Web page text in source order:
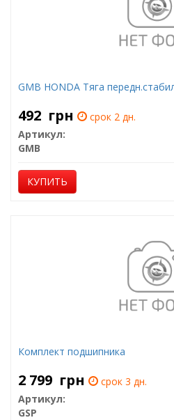
GMB HONDA Тяга
492 грн
срок 2 дн.
Артикул:
GMB
КУПИТЬ
Комплект подшипника
2 799 грн
срок 3 дн.
Артикул:
GSP